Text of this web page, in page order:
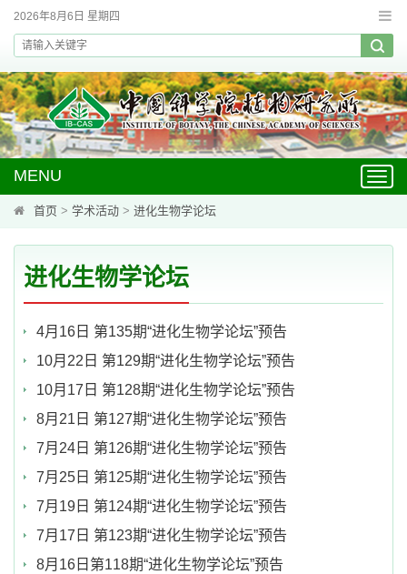
2026年8月6日 星期四
MENU
首页 > 学术活动 > 进化生物学论坛
进化生物学论坛
4月16日 第135期“进化生物学论坛”预告
10月22日 第129期“进化生物学论坛”预告
10月17日 第128期“进化生物学论坛”预告
8月21日 第127期“进化生物学论坛”预告
7月24日 第126期“进化生物学论坛”预告
7月25日 第125期“进化生物学论坛”预告
7月19日 第124期“进化生物学论坛”预告
7月17日 第123期“进化生物学论坛”预告
8月16日第118期“进化生物学论坛”预告